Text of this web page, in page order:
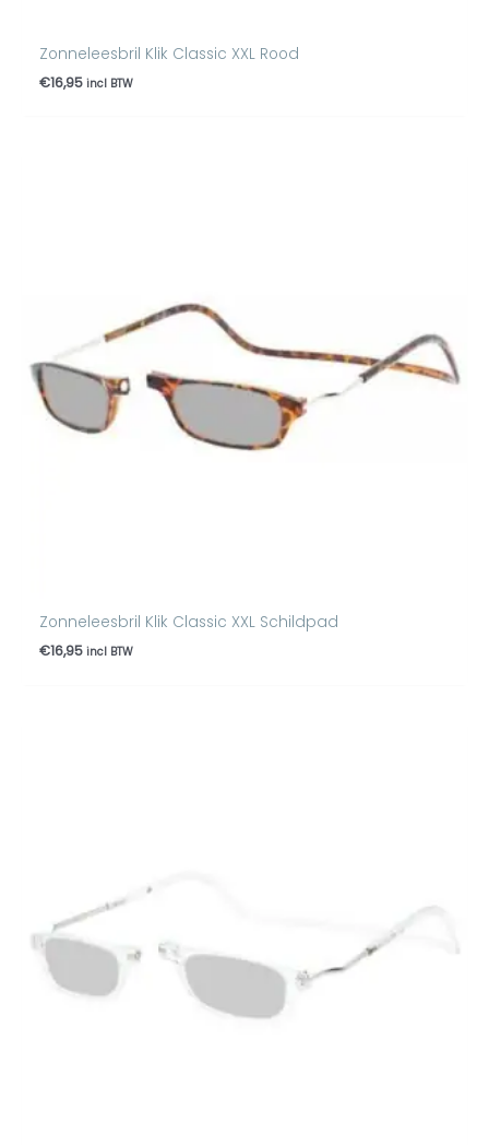
Zonneleesbril Klik Classic XXL Rood
€16,95 incl BTW
Zonneleesbril Klik Classic XXL Schildpad
€16,95 incl BTW